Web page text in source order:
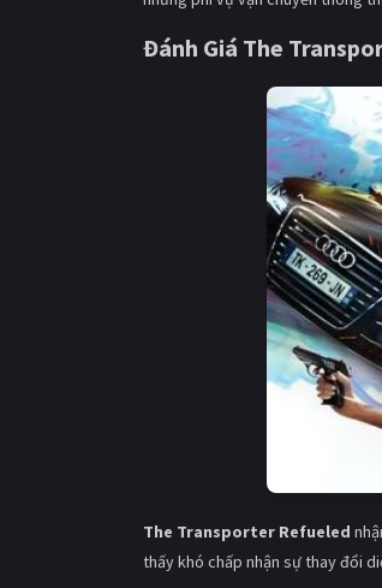
Đánh Giá The
The Transporter Refueled
thấy khó chấp nhận sự thay đổi